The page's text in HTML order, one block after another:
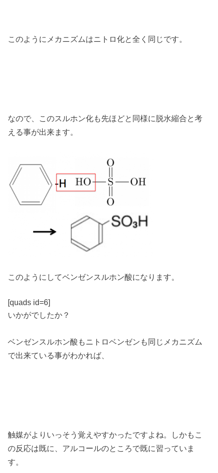
このようにメカニズムはニトロ化と全く同じです。
なので、このスルホン化も先ほどと同様に脱水縮合と考
える事が出来ます。
このようにしてベンゼンスルホン酸になります。
[quads id=6]
いかがでしたか？
ベンゼンスルホン酸もニトロベンゼンも同じメカニズム
で出来ている事がわかれば、
触媒がよりいっそう覚えやすかったですよね。しかもこ
の反応は既に、アルコールのところで既に習っていま
す。